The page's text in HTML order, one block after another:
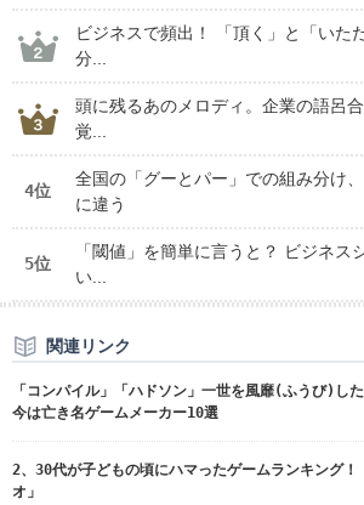
ビジネスで頻出！ 「頂く」と「いた
分...
頭に残るあのメロディ。企業の語呂
覚...
4位
全国の「グーとパー」での組み分け
に違う
5位
「閾値」を簡単に言うと？ ビジネス
い...
関連リンク
「コンパイル」「ハドソン」一世を風靡(ふうび)し
今は亡き名ゲームメーカー10選
2、30代が子どもの頃にハマったゲームランキング
オ」